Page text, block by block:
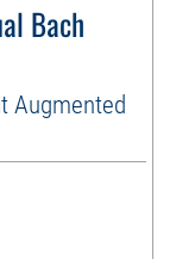
Bach
Augmented